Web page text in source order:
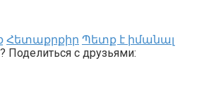
Հետաքրքիր Պետք է իմանալ
Поделиться с друзьями: